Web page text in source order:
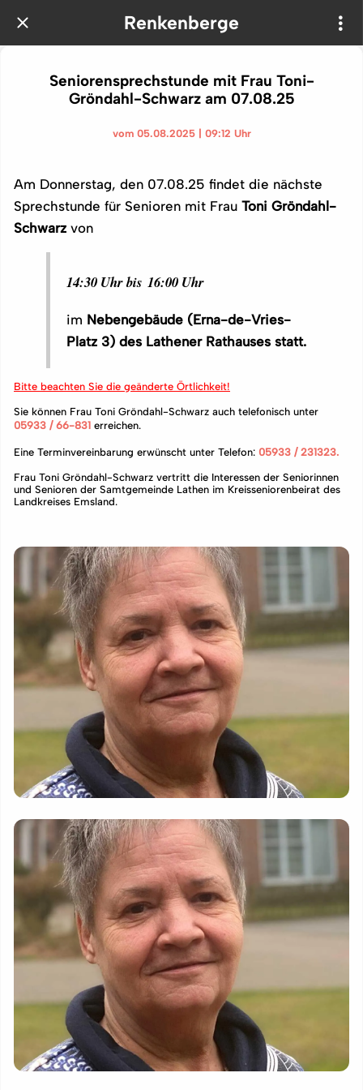
Renkenberge
Seniorensprechstunde mit Frau Toni-
Gröndahl-Schwarz am 07.08.25
vom 05.08.2025 | 09:12 Uhr
Am Donnerstag, den 07.08.25 findet die nächste
Sprechstunde für Senioren mit Frau Toni Gröndahl-
Schwarz von
14:30 Uhr bis 16:00 Uhr
im Nebengebäude (Erna-de-Vries-
Platz 3) des Lathener Rathauses statt.
Bitte beachten Sie die geänderte Örtlichkeit!
Sie können Frau Toni Gröndahl-Schwarz auch telefonisch unter
05933 / 66-831 erreichen.
Eine Terminvereinbarung erwünscht unter Telefon: 05933 / 231323.
Frau Toni Gröndahl-Schwarz vertritt die Interessen der Seniorinnen
und Senioren der Samtgemeinde Lathen im Kreisseniorenbeirat des
Landkreises Emsland.